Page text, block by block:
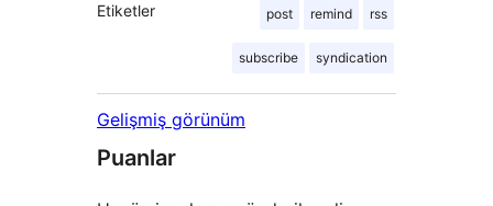
Etiketler post remind rss
subscribe syndication
Gelişmiş görünüm
Puanlar